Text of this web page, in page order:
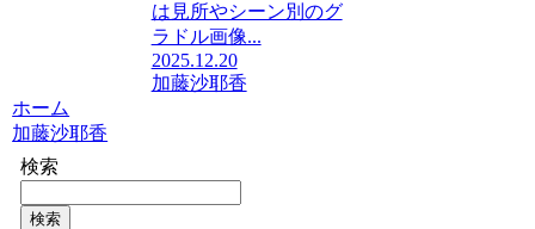
は見所やシーン別のグ
ラドル画像...
2025.12.20
加藤沙耶香
ホーム
加藤沙耶香
検索
検索